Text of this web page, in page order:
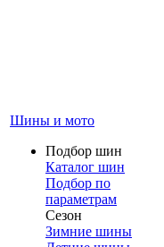
Шины и мото
Подбор шин
Каталог шин
Подбор по
параметрам
Сезон
Зимние шины